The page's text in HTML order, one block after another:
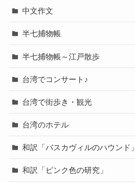
中文作文
半七捕物帳
半七捕物帳～江戸散歩
台湾でコンサート♪
台湾で街歩き・観光
台湾のホテル
和訳「バスカヴィルのハウンド」
和訳「ピンク色の研究」